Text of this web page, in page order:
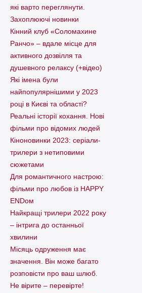
які варто пеpеглянути.
Захоплюючі новинки
Кінний клуб «Соломахине
Ранчо» – вдале місце для
активного дозвілля та
душевного релаксу (+відео)
Які імена були
найпопулярнішими у 2023
році в Києві та області?
Реальні історії кохання. Нові
фільми про відомих людей
Кіноновинки 2023: серіали-
трилери з нетиповими
сюжетами
Для романтичного настрою:
фільми про любов із HAPPY
ENDом
Найкращі трилери 2022 року
– інтрига до останньої
хвилини
Місяць одруження має
значення. Він може багато
розповісти про ваш шлюб.
Не вірите – перевірте!